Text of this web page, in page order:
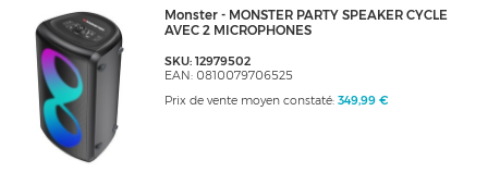
Monster - MONSTER PARTY SPEAKER CYCLE
AVEC 2 MICROPHONES
SKU: 12979502
EAN: 0810079706525
Prix de vente moyen constaté: 349,99 €